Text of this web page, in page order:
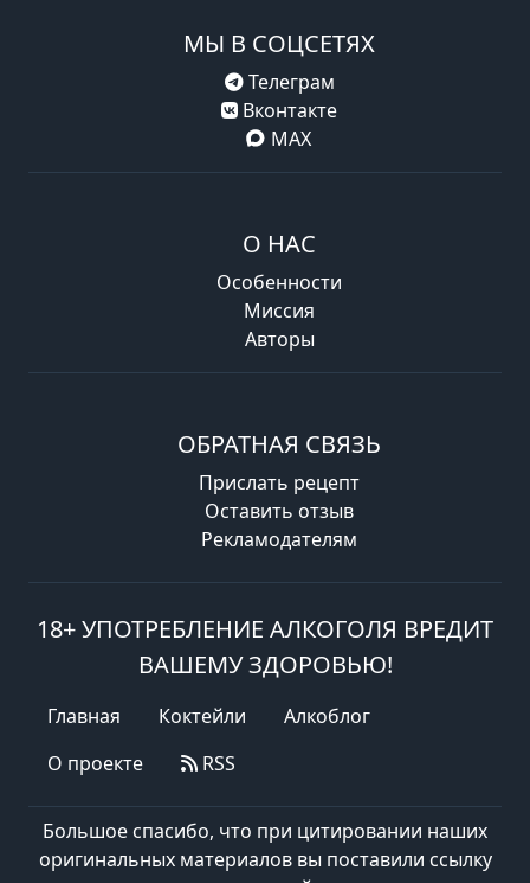
МЫ В СОЦСЕТЯХ
Телеграм
Вконтакте
MAX
О НАС
Особенности
Миссия
Авторы
ОБРАТНАЯ СВЯЗЬ
Прислать рецепт
Оставить отзыв
Рекламодателям
18+ УПОТРЕБЛЕНИЕ АЛКОГОЛЯ ВРЕДИТ
ВАШЕМУ ЗДОРОВЬЮ!
Главная Коктейли
Алкоблог
О проекте
RSS
Большое спасибо, что при цитировании наших
оригинальных материалов вы поставили ссылку